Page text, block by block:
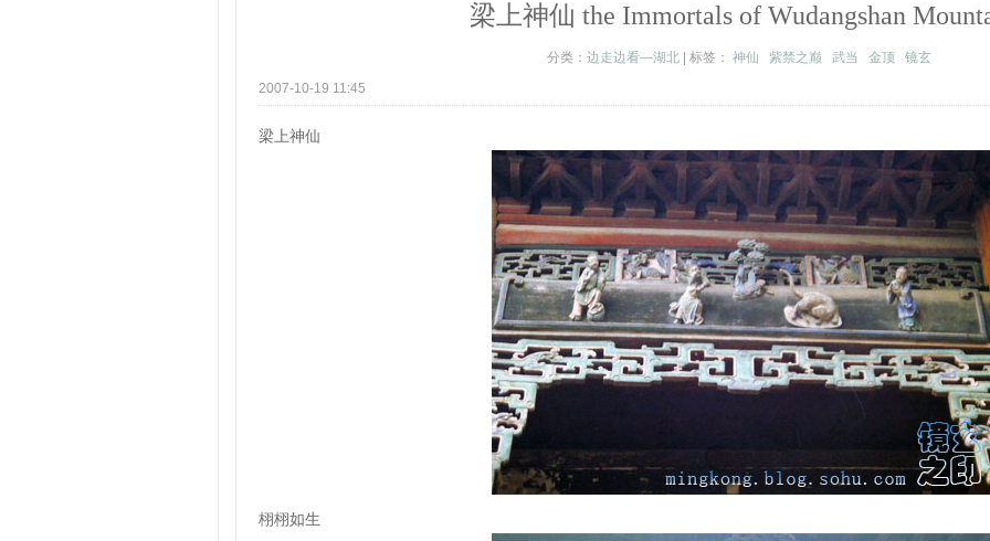
梁上神仙 the Immortals of Wudangshan
分类： 边走边看—湖北 | 标签： 神仙 紫禁之巅 武当 金顶
镜玄
2007-10-19 11:45
梁上神仙
栩栩如生